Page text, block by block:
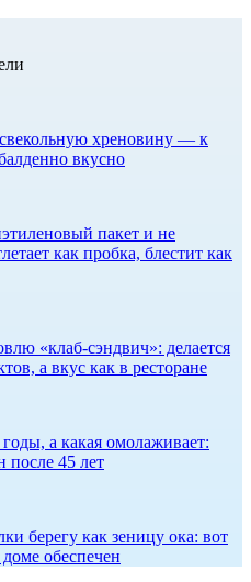
хреновину — к
вкусно
пакет и не
как пробка, блестит как
«клаб-сэндвич»: делается
а вкус как в ресторане
а какая омолаживает:
после 45 лет
берегу как зеницу ока: вот
обеспечен